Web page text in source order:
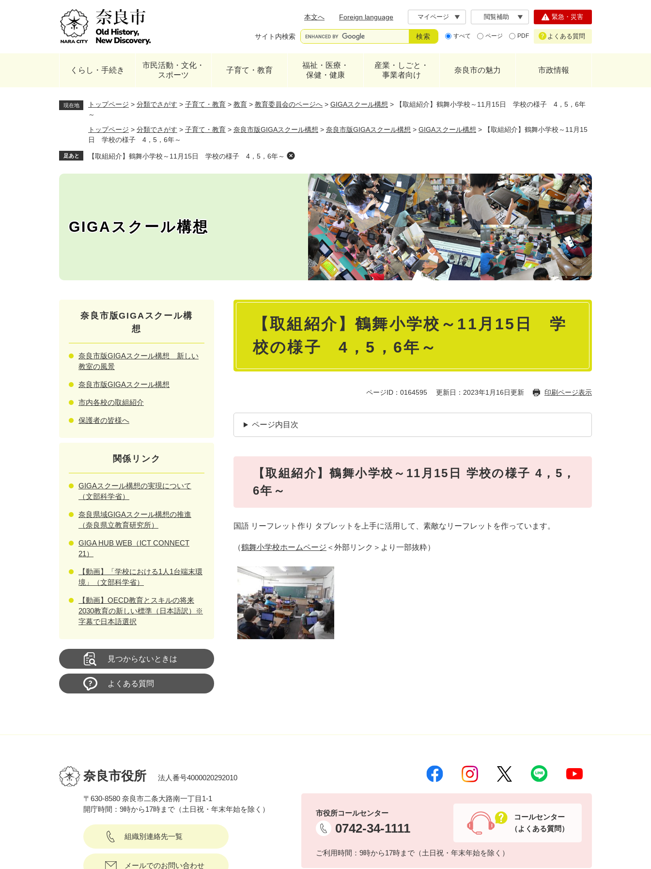
本文へ
Foreign language マイページ 閲覧補助
サイト内検索 すべて ページ PDF
緊急・災害
よくある質問
くらし・手続き
市民活動・文化・
スポーツ
子育て・教育
福祉・医療・
保健・健康
産業・しごと・
事業者向け
奈良市の魅力 市政情報
現在地 トップページ > 分類でさがす > 子育て・教育 > 教育 > 教育委員会のページへ > GIGAスクール構想 >
【取組紹介】鶴舞小学校～11月15日 学校の様子 4，5，6年
～
トップページ > 分類でさがす > 子育て・教育 > 奈良市版GIGAスクール構想 > 奈良市版GIGAスクール構想 > GIGAスクール構想 >
【取組紹介】鶴舞小学校～11月15
日 学校の様子 4，5，6年～
足あと 【取組紹介】鶴舞小学校～11月15日 学校の様子 4，5，6年～
GIGAスクール構想
本
【取組紹介】鶴舞小学校～11月15日 学
校の様子 4，5，6年～
ページID：0164595 更新日：2023年1月16日更新 印刷ページ表示
ページ内目次
【取組紹介】鶴舞小学校～11月15日 学校の様子 4，5，
6年～
国語 リーフレット作り タブレットを上手に活用して、素敵なリーフレットを作っています。
（鶴舞小学校ホームページ ＜外部リンク＞ より一部抜粋）
奈良市版GIGAスクール構
想
奈良市版GIGAスクール構想 新しい
教室の風景
奈良市版GIGAスクール構想
市内各校の取組紹介
保護者の皆様へ
関係リンク
GIGAスクール構想の実現について
（文部科学省）
奈良県域GIGAスクール構想の推進
（奈良県立教育研究所）
GIGA HUB WEB（ICT CONNECT
21）
【動画】「学校における1人1台端末環
境」（文部科学省）
【動画】OECD教育とスキルの将来
2030教育の新しい標準（日本語訳）※
字幕で日本語選択
見つからないときは
よくある質問
奈良市役所 法人番号4000020292010
〒630-8580 奈良市二条大路南一丁目1-1
開庁時間：9時から17時まで（土日祝・年末年始を除く）
組織別連絡先一覧
メールでのお問い合わせ
市役所コールセンター
0742-34-1111
ご利用時間：9時から17時まで（土日祝・年末年始を除く）
コールセンター
（よくある質問）